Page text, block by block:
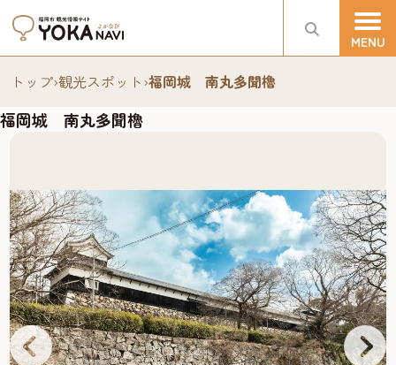
トップ›観光スポット›福岡城 南丸多聞櫓
福岡城 南丸多聞櫓